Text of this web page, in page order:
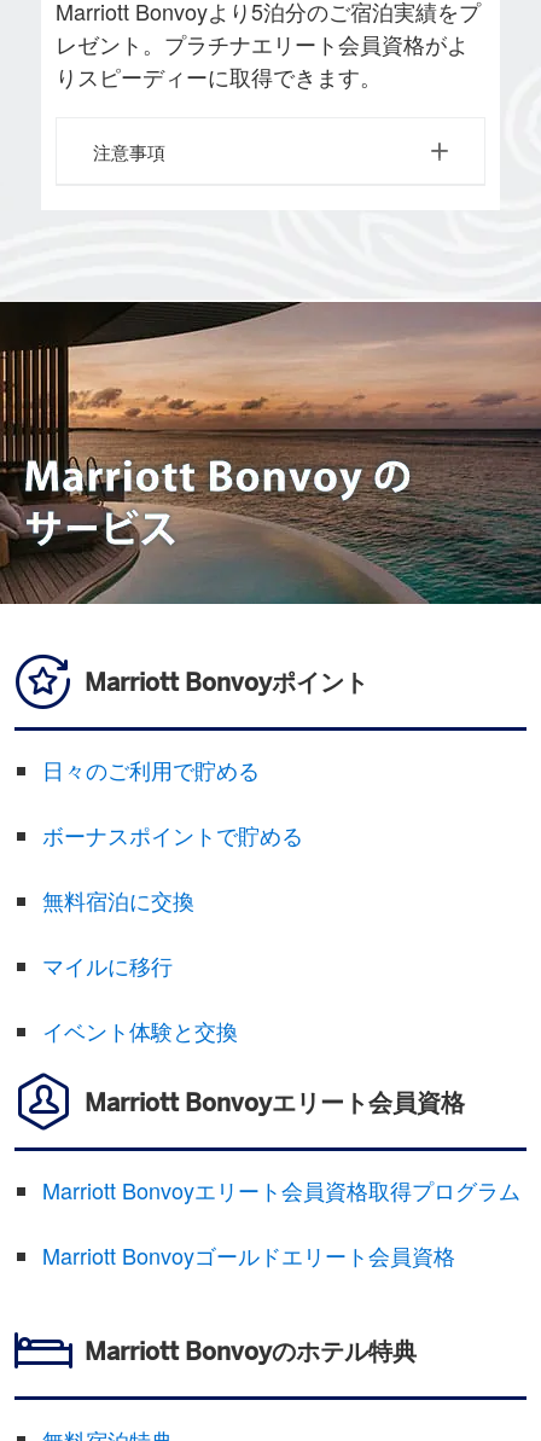
Marriott Bonvoyより5泊分のご宿泊実績をプ
レゼント。プラチナエリート会員資格がよ
りスピーディーに取得できます。
注意事項
Marriott Bonvoyポイント
日々のご利用で貯める
ボーナスポイントで貯める
無料宿泊に交換
マイルに移行
イベント体験と交換
Marriott Bonvoyエリート会員資格
Marriott Bonvoyエリート会員資格取得プログラム
Marriott Bonvoyゴールドエリート会員資格
Marriott Bonvoyのホテル特典